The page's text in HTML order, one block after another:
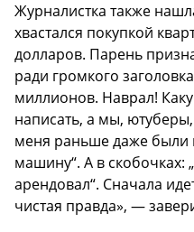
Журналистка также
хвастался покупкой
долларов. Парень
ради громкого
миллионов. Наврал!
написать, а мы,
меня раньше даже были
машину“. А в скобочках:
арендовал“. Сначала
чистая правда», —